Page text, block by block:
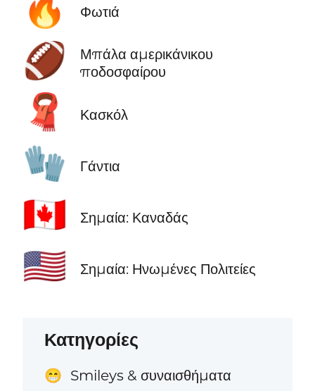
🔥 Φωτιά
🏈
Μπάλα αμερικάνικου
ποδοσφαίρου
🧣 Κασκόλ
🧤 Γάντια
🇨🇦 Σημαία: Καναδάς
🇺🇸 Σημαία: Ηνωμένες Πολιτείες
Κατηγορίες
😁 Smileys & συναισθήματα